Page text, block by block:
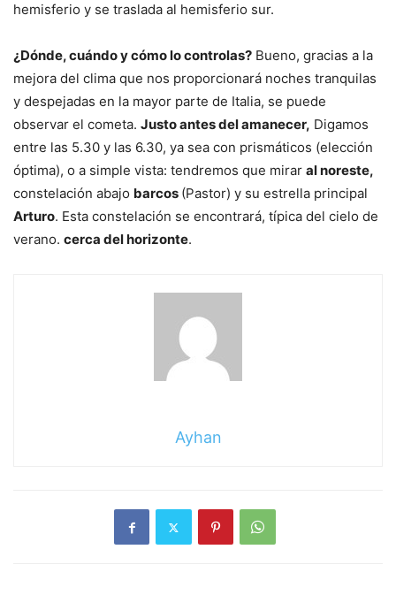
hemisferio y se traslada al hemisferio sur.
¿Dónde, cuándo y cómo lo controlas? Bueno, gracias a la
mejora del clima que nos proporcionará noches tranquilas
y despejadas en la mayor parte de Italia, se puede
observar el cometa. Justo antes del amanecer, Digamos
entre las 5.30 y las 6.30, ya sea con prismáticos (elección
óptima), o a simple vista: tendremos que mirar al noreste,
constelación abajo barcos (Pastor) y su estrella principal
Arturo. Esta constelación se encontrará, típica del cielo de
verano. cerca del horizonte.
Ayhan